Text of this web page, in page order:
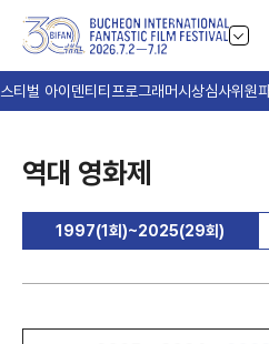
티벌 아이덴티티 프로그래머시상심사위원
역대 영화제
1997(1회)~2025(29회)